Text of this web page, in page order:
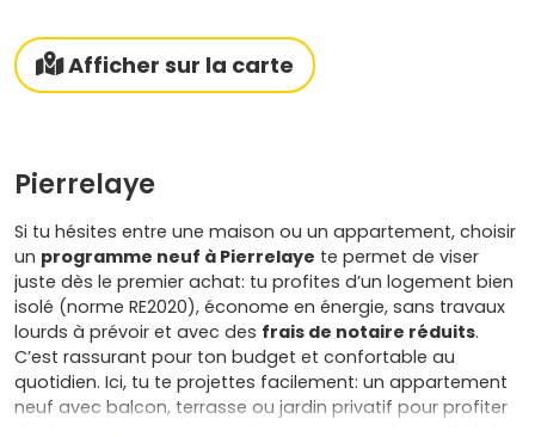
Afficher sur la carte
Pierrelaye
Si tu hésites entre une maison ou un appartement, choisir
un programme neuf à Pierrelaye te permet de viser
juste dès le premier achat: tu profites d’un logement bien
isolé (norme RE2020), économe en énergie, sans travaux
lourds à prévoir et avec des frais de notaire réduits.
C’est rassurant pour ton budget et confortable au
quotidien. Ici, tu te projettes facilement: un appartement
neuf avec balcon, terrasse ou jardin privatif pour profiter
des beaux jours, ou une maison neuve au plan optimisé,